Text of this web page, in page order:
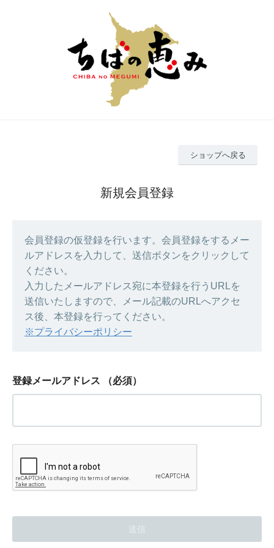
ショップへ戻る
新規会員登録
会員登録の仮登録を行います。会員登録をするメー
ルアドレスを入力して、送信ボタンをクリックして
ください。
入力したメールアドレス宛に本登録を行うURLを
送信いたしますので、メール記載のURLへアクセ
ス後、本登録を行ってください。
※プライバシーポリシー
登録メールアドレス （必須）